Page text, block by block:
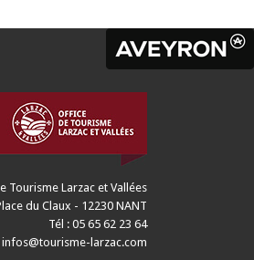
Tourisme Larzac et Vallées
du Claux - 12230 NANT
Tél : 05 65 62 23 64
infos@tourisme-larzac.com